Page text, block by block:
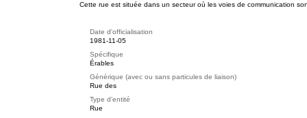
Cette rue est située dans un secteur où les voies de communication
Date d'officialisation
1981-11-05
Spécifique
Érables
Générique (avec ou sans particules de liaison)
Rue des
Type d'entité
Rue